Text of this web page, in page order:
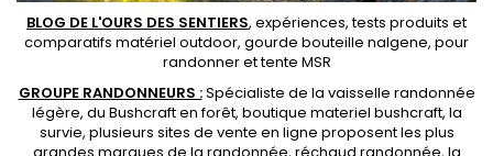
BLOG DE L'OURS DES SENTIERS, expériences, tests produits et
comparatifs matériel outdoor, gourde bouteille nalgene, pour
randonner ettente MSR
GROUPE RANDONNEURS :Spécialiste de la vaisselle randonnée
légère, du Bushcraft en forêt, boutique materiel bushcraft, la
survie, plusieurs sites de vente en ligne proposent les plus